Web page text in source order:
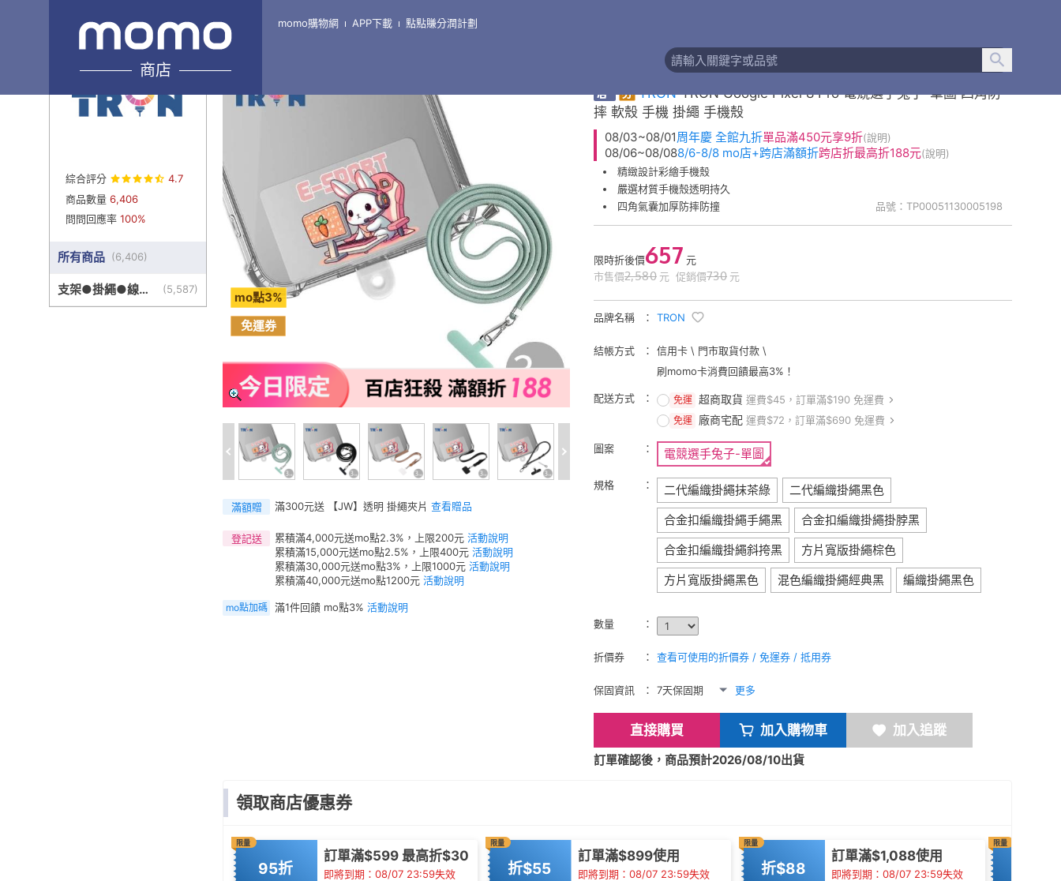
商店
momo購物網 APP下載 點點賺分潤計劃
綜合評分
4.7
商品數量 6,406
問問回應率 100%
所有商品 (6,406)
支架●掛繩●線盒
●其他周邊
(5,587)
mo點3%
免運券
滿額贈 滿300元送 【JW】透明 掛繩夾片 查看贈品
登記送 累積滿4,000元送mo點2.3%，上限200元 活動說明
累積滿15,000元送mo點2.5%，上限400元 活動說明
累積滿30,000元送mo點3%，上限1000元 活動說明
累積滿40,000元送mo點1200元 活動說明
mo點加碼 滿1件回饋 mo點3% 活動說明
精緻彩繪掛繩手機殼
券 TRON TRON Google Pixel 8 Pro 電競選手兔子-單圖 四角防
摔 軟殼 手機 掛繩 手機殼
08/03~08/01周年慶 全館九折單品滿450元享9折(說明)
08/06~08/088/6-8/8 mo店+跨店滿額折跨店折最高折188元(說明)
品號：TP00051130005198
精緻設計彩繪手機殼
嚴選材質手機殼透明持久
四角氣囊加厚防摔防撞
限時折後價657 元
市售價2,580 元 促銷價730 元
品牌名稱 TRON
結帳方式
信用卡 \ 門市取貨付款 \
刷momo卡消費回饋最高3%！
配送方式 免運 超商取貨 運費$45，訂單滿$190 免運費
免運 廠商宅配 運費$72，訂單滿$690 免運費
圖案 電競選手兔子-單圖
規格 二代編織掛繩抹茶綠
二代編織掛繩黑色
合金扣編織掛繩手繩黑
合金扣編織掛繩掛脖黑
合金扣編織掛繩斜挎黑
方片寬版掛繩棕色
方片寬版掛繩黑色
混色編織掛繩經典黑 編織掛繩黑色
數量
折價券 查看可使用的折價券 / 免運券 / 抵用券
保固資訊 7天保固期 更多
直接購買 加入購物車 加入追蹤
訂單確認後，商品預計2026/08/10出貨
領取商店優惠券
限量
95折
訂單滿$599 最高折$30
即將到期：08/07 23:59失效
限量
折$55
訂單滿$899使用
即將到期：08/07 23:59失效
限量
折$88
訂單滿$1,088使用
即將到期：08/07 23:59失效
限量